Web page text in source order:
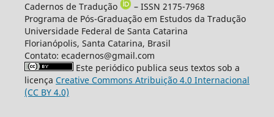
Cadernos de Tradução
– ISSN 2175-7968
Programa de Pós-Graduação em Estudos da Tradução
Universidade Federal de Santa Catarina
Florianópolis, Santa Catarina, Brasil
Contato: ecadernos@gmail.com
Este periódico publica seus textos sob a
licença Creative Commons Atribuição 4.0 Internacional
(CC BY 4.0)